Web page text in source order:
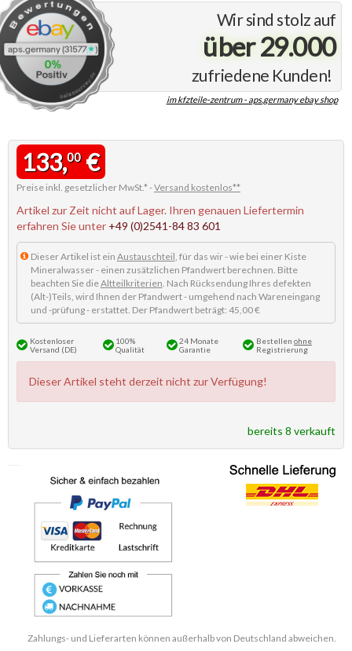
Wir sind stolz auf
über 29.000
zufriedene Kunden!
im kfzteile-zentrum - aps.germany ebay shop
133,00€
Preise inkl. gesetzlicher MwSt.* -Versand kostenlos**
Artikel zur Zeit nicht auf Lager. Ihren genauen Liefertermin
erfahren Sie unter +49 (0)2541-84 83 601
Dieser Artikel ist ein Austauschteil , für das wir - wie bei einer Kiste
Mineralwasser - einen zusätzlichen Pfandwert berechnen. Bitte
beachten Sie dieAltteilkriterien . Nach Rücksendung Ihres defekten
(Alt-)Teils, wird Ihnen der Pfandwert - umgehend nach Wareneingang
und -prüfung - erstattet. Der Pfandwert beträgt: 45,00 €
Kostenloser
Versand (DE)
100%
Qualität
24 Monate
Garantie
Bestellen ohne
Registrierung
Dieser Artikel steht derzeit nicht zur Verfügung!
bereits 8 verkauft
Zahlungs- und Lieferarten können außerhalb von Deutschland abweichen.